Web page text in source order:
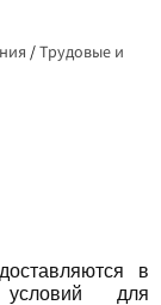
/Трудовые и
в
условий для